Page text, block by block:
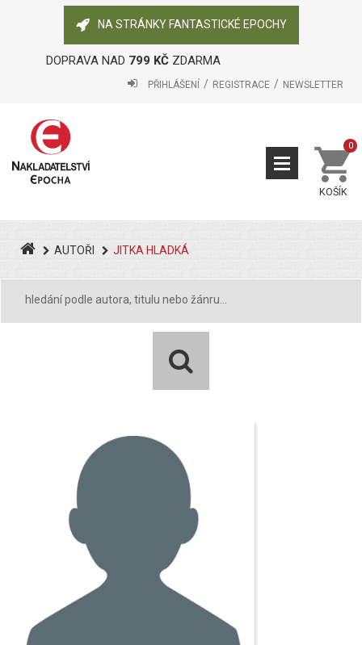
NA STRÁNKY FANTASTICKÉ EPOCHY
DOPRAVA NAD 799 KČZDARMA
PŘIHLÁŠENÍ REGISTRACE NEWSLETTER
KOŠÍK
0
AUTOŘI JITKA HLADKÁ